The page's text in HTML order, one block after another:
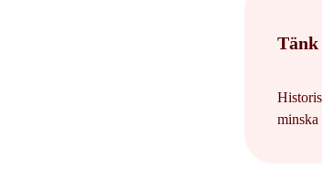
Tänk
minska